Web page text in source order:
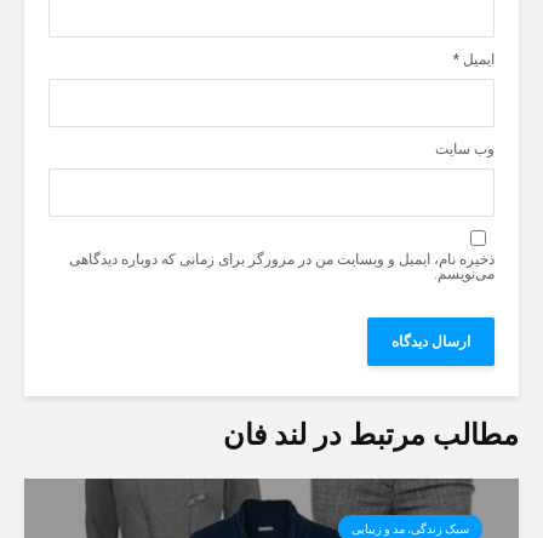
ایمیل *
وب‌ سایت
ذخیره نام، ایمیل و وبسایت من در مرورگر برای زمانی که دوباره دیدگاهی
می‌نویسم.
مطالب مرتبط در لند فان
سبک زندگی، مد و زیبایی